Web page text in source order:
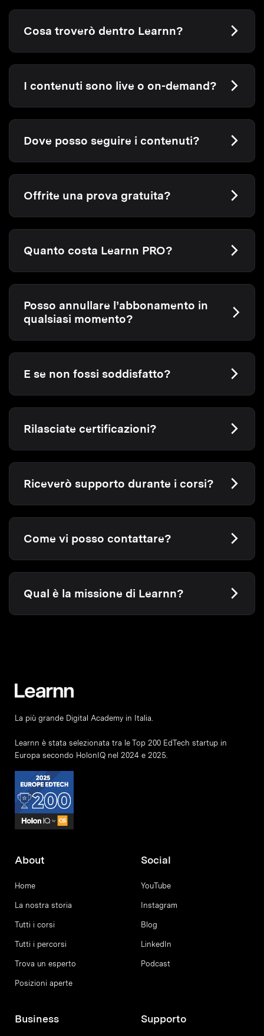
Cosa troverò dentro Learnn?
I contenuti sono live o on-demand?
Dove posso seguire i contenuti?
Offrite una prova gratuita?
Quanto costa Learnn PRO?
Posso annullare l’abbonamento in
qualsiasi momento?
E se non fossi soddisfatto?
Rilasciate certificazioni?
Riceverò supporto durante i corsi?
Come vi posso contattare?
Qual è la missione di Learnn?
La più grande Digital Academy in Italia.
Learnn è stata selezionata tra le Top 200 EdTech startup in
Europa secondo HolonIQ nel 2024 e 2025.
About
Home
La nostra storia
Tutti i corsi
Tutti i percorsi
Trova un esperto
Posizioni aperte
Social
YouTube
Instagram
Blog
LinkedIn
Podcast
Business Supporto